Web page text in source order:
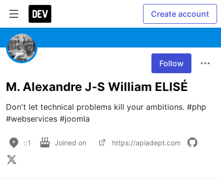
Create account
Follow
M. Alexandre J-S William ELISÉ
Don't let technical problems kill your ambitions. #php
#webservices #joomla
::1 Joined on https://apiadept.com